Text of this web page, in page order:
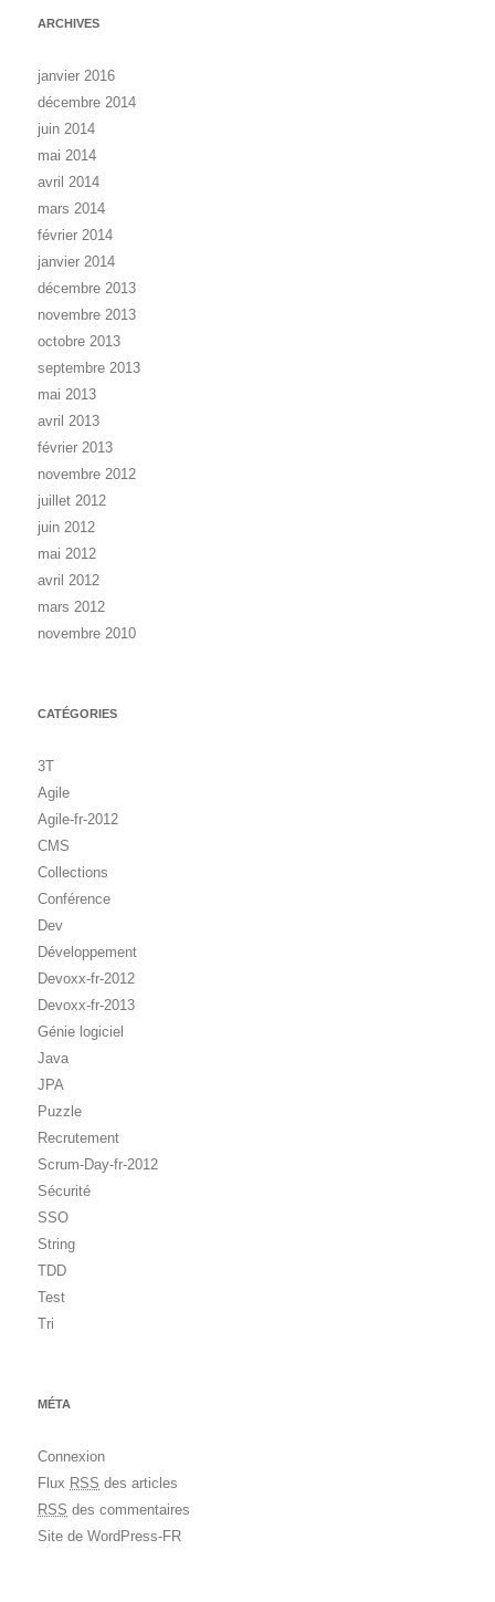
ARCHIVES
janvier 2016
décembre 2014
juin 2014
mai 2014
avril 2014
mars 2014
février 2014
janvier 2014
décembre 2013
novembre 2013
octobre 2013
septembre 2013
mai 2013
avril 2013
février 2013
novembre 2012
juillet 2012
juin 2012
mai 2012
avril 2012
mars 2012
novembre 2010
CATÉGORIES
3T
Agile
Agile-fr-2012
CMS
Collections
Conférence
Dev
Développement
Devoxx-fr-2012
Devoxx-fr-2013
Génie logiciel
Java
JPA
Puzzle
Recrutement
Scrum-Day-fr-2012
Sécurité
SSO
String
TDD
Test
Tri
MÉTA
Connexion
Flux RSS des articles
RSS des commentaires
Site de WordPress-FR